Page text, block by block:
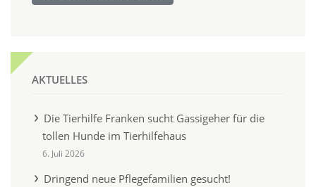
AKTUELLES
Die Tierhilfe Franken sucht Gassigeher für die
tollen Hunde im Tierhilfehaus
6. Juli 2026
Dringend neue Pflegefamilien gesucht!